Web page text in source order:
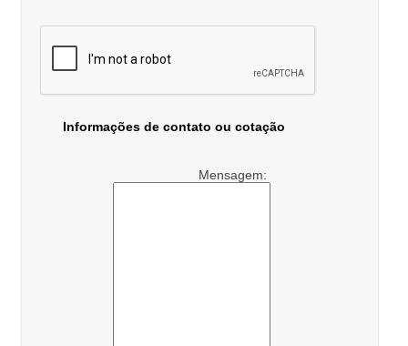
Informações de contato ou cotação
Mensagem: